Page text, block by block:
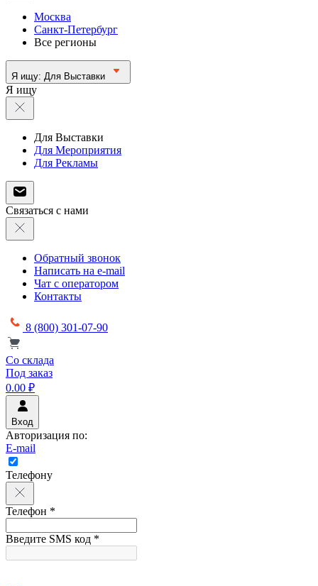
Москва
Санкт-Петербург
Все регионы
Я ищу: Для Выставки
Я ищу
Для Выставки
Для Мероприятия
Для Рекламы
Связаться с нами
Обратный звонок
Написать на e-mail
Чат с оператором
Контакты
8 (800) 301-07-90
Со склада
Под заказ
0.00 ₽
Вход
Авторизация по:
E-mail
Телефону
Телефон *
Введите SMS код *